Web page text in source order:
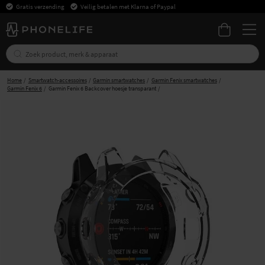
Gratis verzending Veilig betalen met Klarna of Paypal
Home Smartwatch-accessoires Garmin smartwatches
Garmin Fenix smartwatches
Garmin Fenix 6
Garmin Fenix 6 Backcover hoesje transparant